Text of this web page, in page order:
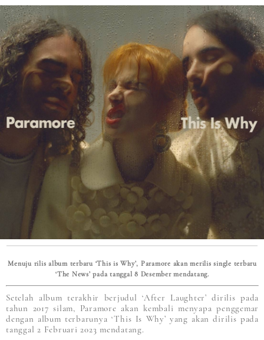
Menuju rilis album terbaru ‘This is Why’, Paramore akan merilis single terbaru
‘The News’ pada tanggal 8 Desember mendatang.
Setelah album terakhir berjudul ‘After Laughter’ dirilis pada
tahun 2017 silam, Paramore akan kembali menyapa penggemar
dengan album terbarunya ‘This Is Why’ yang akan dirilis pada
tanggal 2 Februari 2023 mendatang.